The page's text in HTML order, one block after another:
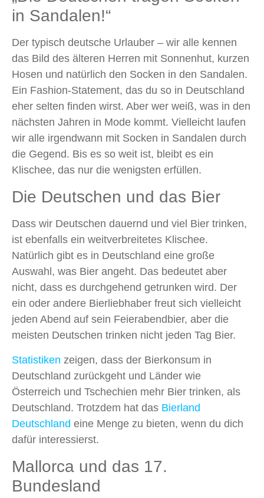
in Sandalen!“
Der typisch deutsche Urlauber – wir alle kennen
das Bild des älteren Herren mit Sonnenhut, kurzen
Hosen und natürlich den Socken in den Sandalen.
Ein Fashion‑Statement, das du so in Deutschland
eher selten finden wirst. Aber wer weiß, was in den
nächsten Jahren in Mode kommt. Vielleicht laufen
wir alle irgendwann mit Socken in Sandalen durch
die Gegend. Bis es so weit ist, bleibt es ein
Klischee, das nur die wenigsten erfüllen.
Die Deutschen und das Bier
Dass wir Deutschen dauernd und viel Bier trinken,
ist ebenfalls ein weitverbreitetes Klischee.
Natürlich gibt es in Deutschland eine große
Auswahl, was Bier angeht. Das bedeutet aber
nicht, dass es durchgehend getrunken wird. Der
ein oder andere Bierliebhaber freut sich vielleicht
jeden Abend auf sein Feierabendbier, aber die
meisten Deutschen trinken nicht jeden Tag Bier.
Statistiken zeigen, dass der Bierkonsum in
Deutschland zurückgeht und Länder wie
Österreich und Tschechien mehr Bier trinken, als
Deutschland. Trotzdem hat das Bierland
Deutschland eine Menge zu bieten, wenn du dich
dafür interessierst.
Mallorca und das 17.
Bundesland